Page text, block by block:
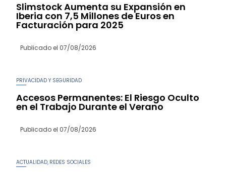
Slimstock Aumenta su Expansión en
Iberia con 7,5 Millones de Euros en
Facturación para 2025
Publicado el 07/08/2026
PRIVACIDAD Y SEGURIDAD
Accesos Permanentes: El Riesgo Oculto
en el Trabajo Durante el Verano
Publicado el 07/08/2026
ACTUALIDAD REDES SOCIALES